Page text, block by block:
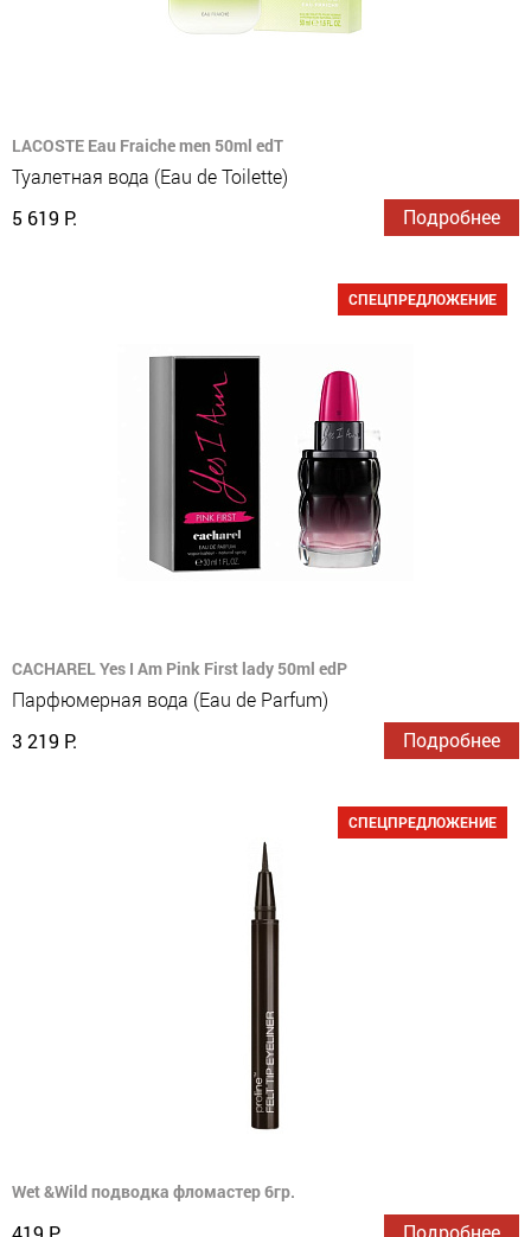
LACOSTE Eau Fraiche men 50ml edT
Туалетная вода (Eau de Toilette)
5 619 Р.
Подробнее
СПЕЦПРЕДЛОЖЕНИЕ
CACHAREL Yes I Am Pink First lady 50ml edP
Парфюмерная вода (Eau de Parfum)
3 219 Р.
Подробнее
СПЕЦПРЕДЛОЖЕНИЕ
Wet &Wild подводка фломастер 6гр.